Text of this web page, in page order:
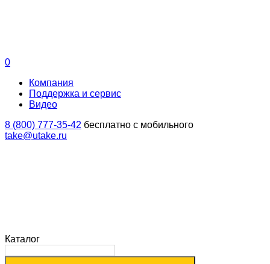
0
Компания
Поддержка и сервис
Видео
8 (800) 777-35-42 бесплатно с мобильного
take@utake.ru
Каталог